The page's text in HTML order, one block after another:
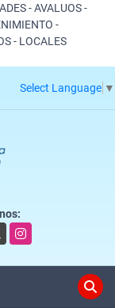
- AVALUOS -
-
- LOCALES
Select Language ▼
Instagram